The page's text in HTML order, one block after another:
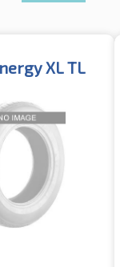
XL TL